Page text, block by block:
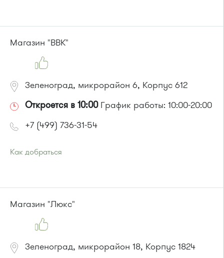
377, 390, 476, 493.
Маршрутка № 127, 312, 377, 390, 476, 408м, 409м, 721м,
или до остановки
Маршрутки: 460м, 707м, Ашан-1, Ашан-2
Магазин "ВВК"
Зеленоград, микрорайон 6, Корпус 612
Откроется в 10:00График работы: 10:00-20:00
+7 (499) 736-31-54
Как добраться
Маршрутка № 419м, 720м, 903
Магазин "Люкс"
Зеленоград, микрорайон 18, Корпус 1824